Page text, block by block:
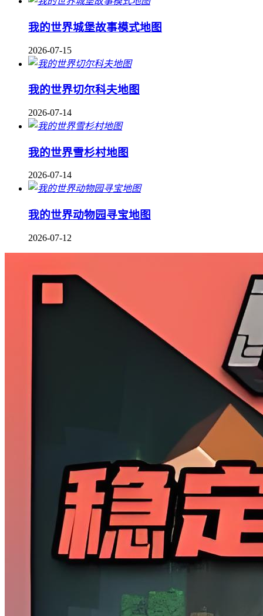
我的世界城堡故事模式地图
2026-07-15
我的世界切尔科夫地图
2026-07-14
我的世界雪杉村地图
2026-07-14
我的世界动物园寻宝地图
2026-07-12